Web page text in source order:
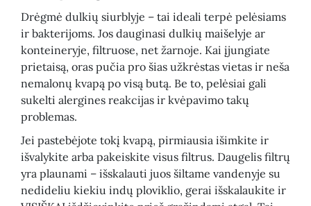
Drėgmė dulkių siurblyje – tai ideali terpė pelėsiams
ir bakterijoms. Jos dauginasi dulkių maišelyje ar
konteineryje, filtruose, net žarnoje. Kai įjungiate
prietaisą, oras pučia pro šias užkrėstas vietas ir neša
nemalonų kvapą po visą butą. Be to, pelėsiai gali
sukelti alergines reakcijas ir kvėpavimo takų
problemas.
Jei pastebėjote tokį kvapą, pirmiausia išimkite ir
išvalykite arba pakeiskite visus filtrus. Daugelis filtrų
yra plaunami – išskalauti juos šiltame vandenyje su
nedideliu kiekiu indų ploviklio, gerai išskalaukite ir